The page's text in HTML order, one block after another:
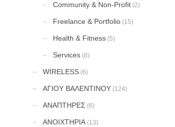
Community & Non-Profit (2)
Freelance & Portfolio (15)
Health & Fitness (5)
Services (8)
WIRELESS (6)
ΑΓΙΟΥ ΒΑΛΕΝΤΙΝΟΥ (124)
ΑΝΑΠΤΗΡΕΣ (6)
ΑΝΟΙΧΤΗΡΙΑ (13)